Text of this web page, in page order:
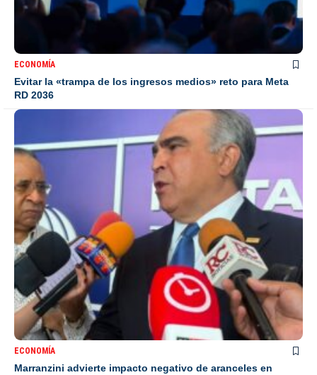
ECONOMÍA
Evitar la «trampa de los ingresos medios» reto para Meta
RD 2036
ECONOMÍA
Marranzini advierte impacto negativo de aranceles en